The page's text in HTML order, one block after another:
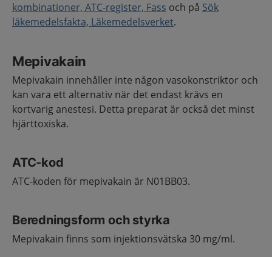
kombinationer, ATC-register, Fass och på Sök
läkemedelsfakta, Läkemedelsverket.
Mepivakain
Mepivakain innehåller inte någon vasokonstriktor och
kan vara ett alternativ när det endast krävs en
kortvarig anestesi. Detta preparat är också det minst
hjärttoxiska.
ATC-kod
ATC-koden för mepivakain är N01BB03.
Beredningsform och styrka
Mepivakain finns som injektionsvätska 30 mg/ml.